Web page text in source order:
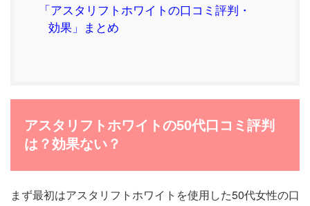
「アスタリフトホワイトの口コミ評判・
効果」まとめ
アスタリフトホワイトの50代口コミ評判
は？効果ない？
まず最初はアスタリフトホワイトを使用した50代女性の口